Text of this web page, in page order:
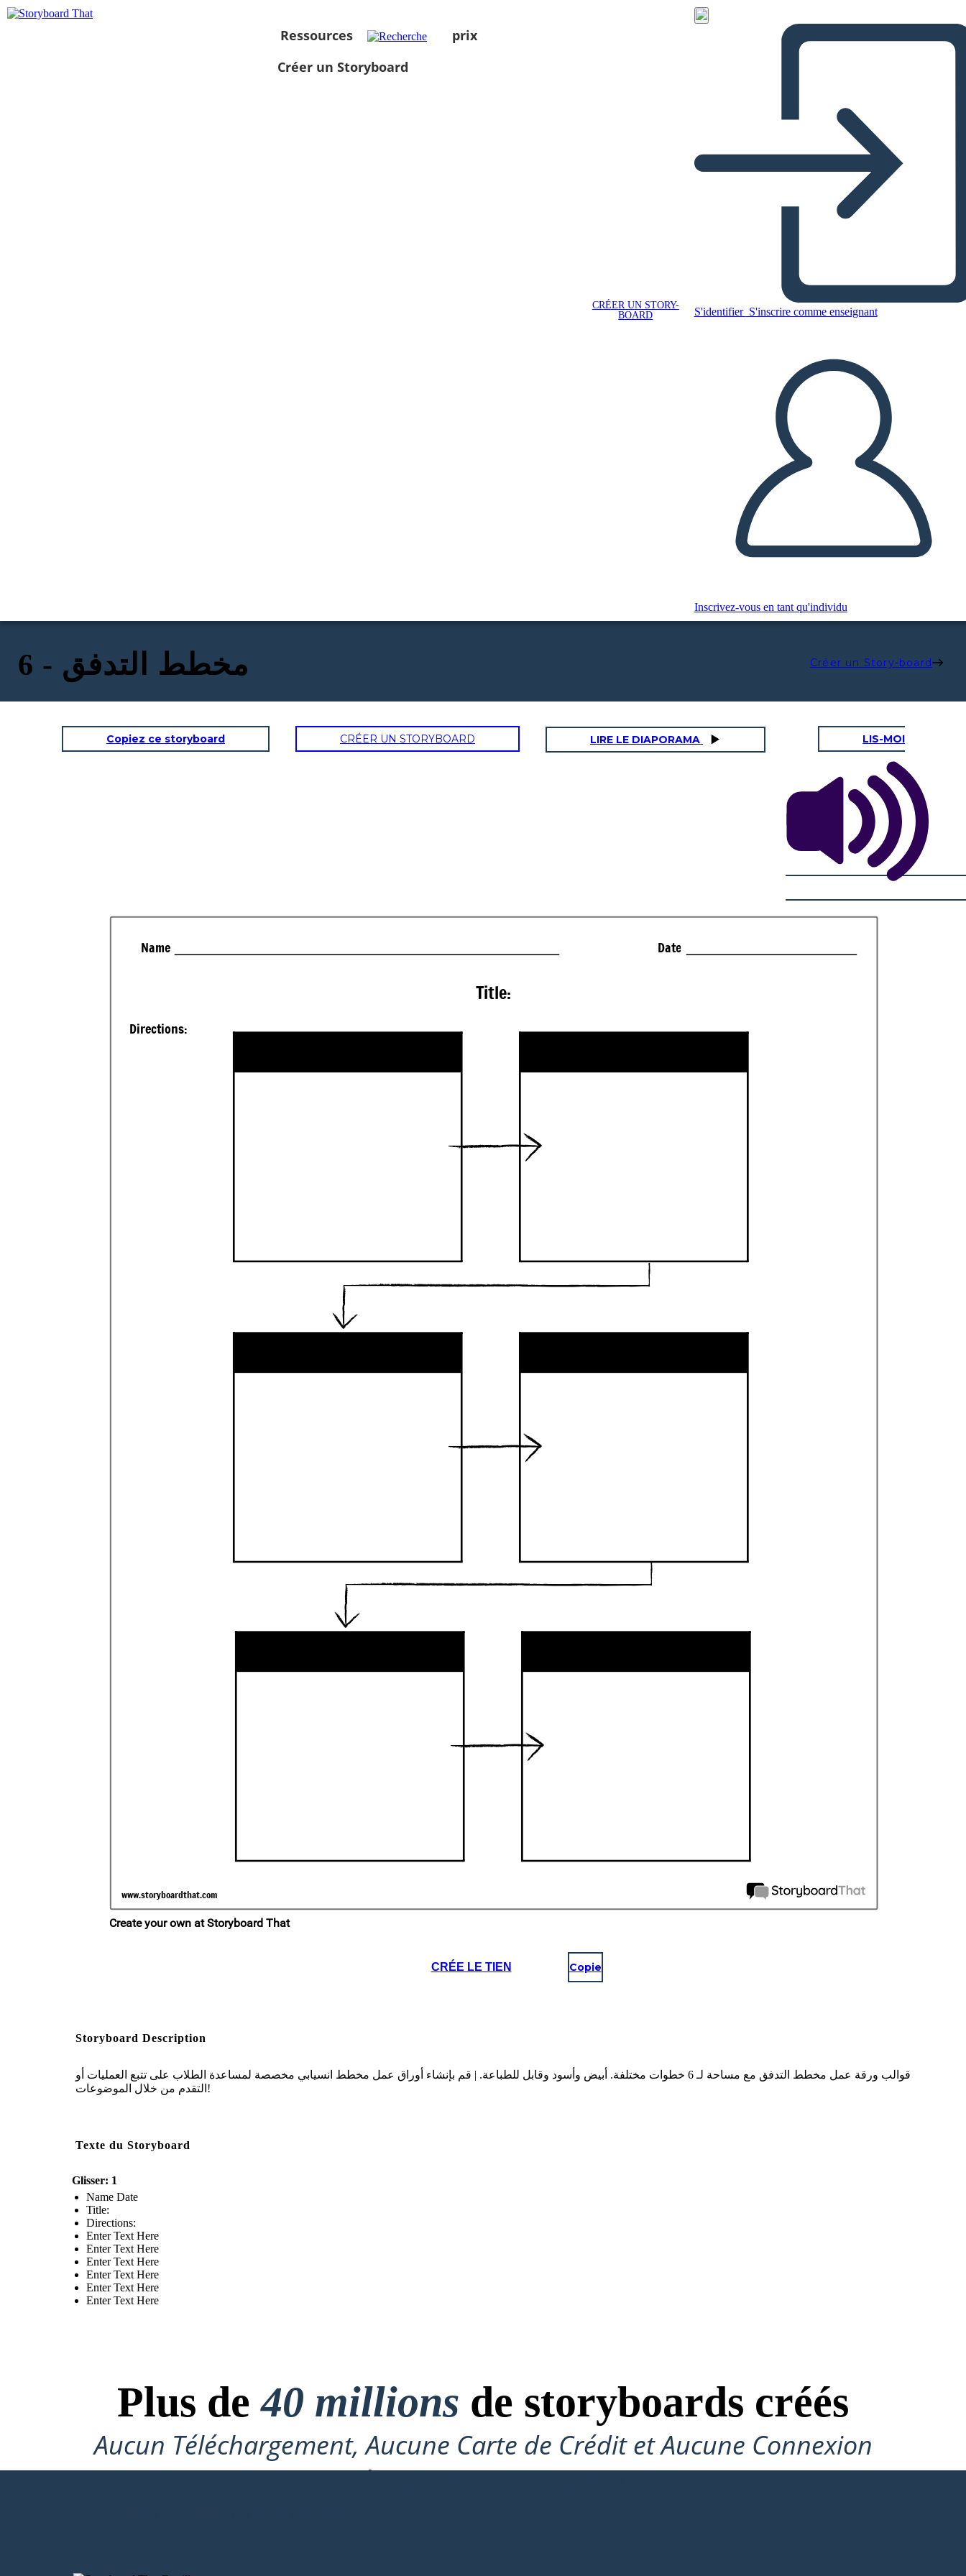
Ressources
prix
Créer un Storyboard
CRÉER UN STORY-
BOARD
S'identifier S'inscrire comme enseignant
Inscrivez-vous en tant qu'individu
مخطط التدفق - 6 Créer un Story-board
Copiez ce storyboard CRÉER UN STORYBOARD LIRE LE DIAPORAMA LIS-MOI
CRÉE LE TIEN Copie
Storyboard Description
قوالب ورقة عمل مخطط التدفق مع مساحة لـ 6 خطوات مختلفة. أبيض وأسود وقابل للطباعة. | قم بإنشاء أوراق عمل مخطط انسيابي مخصصة لمساعدة الطلاب على تتبع العمليات أو
التقدم من خلال الموضوعات!
Texte du Storyboard
Glisser: 1
Name Date
Title:
Directions:
Enter Text Here
Enter Text Here
Enter Text Here
Enter Text Here
Enter Text Here
Enter Text Here
Plus de40 millions de storyboards créés
Aucun Téléchargement, Aucune Carte de Crédit et Aucune Connexion
Nécessaire Pour Essayer !